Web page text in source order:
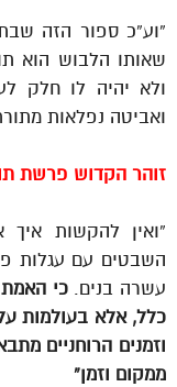
“וע”כ ספור הזה
שאותו הלבוש הוא
ולא יהיה לו חלק
ואביטה נפלאות
זוהר הקדוש פרשת
“ואין להקשות
השבטים עם עגלות
עשרה בנים.כי
כלל, אלא בעולמות
וזמנים הרוחניים
ממקום וזמן”